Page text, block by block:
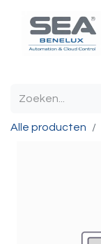
Alle producten